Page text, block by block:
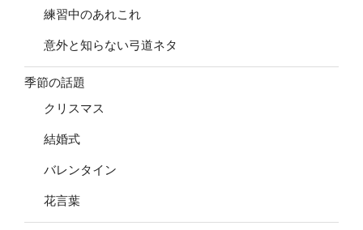
練習中のあれこれ
意外と知らない弓道ネタ
季節の話題
クリスマス
結婚式
バレンタイン
花言葉